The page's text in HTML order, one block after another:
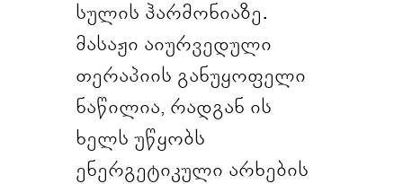
სულის ჰარმონიაზე.
მასაჟი აიურვედული
თერაპიის განუყოფელი
ნაწილია, რადგან ის
ხელს უწყობს
ენერგეტიკული არხების